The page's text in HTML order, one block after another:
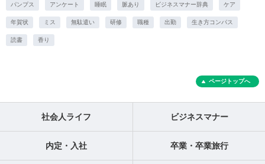
パンプス アンケート 睡眠 脈あり ビジネスマナー辞典 ケア
年賀状 ミス 無駄遣い 研修 職種 出勤 生き方コンパス
読書 香り
ページトップへ
社会人ライフ ビジネスマナー
内定・入社 卒業・卒業旅行